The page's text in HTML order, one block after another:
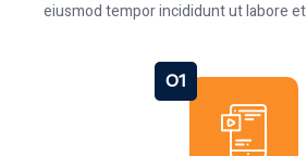
eiusmod tempor incididunt ut labore
01